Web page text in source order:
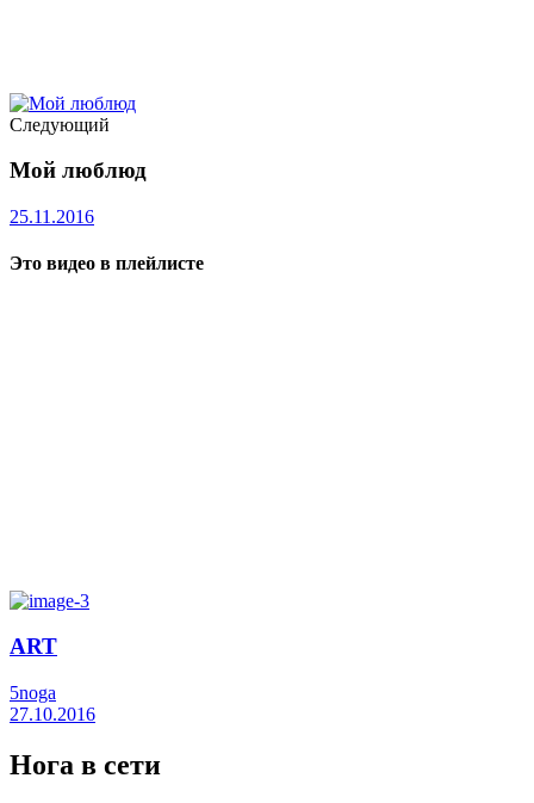
Следующий
Мой люблюд
25.11.2016
Это видео в плейлисте
ART
5noga
27.10.2016
Нога в сети